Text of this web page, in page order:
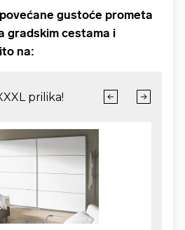
gustoće prometa
gradskim cestama i
na: